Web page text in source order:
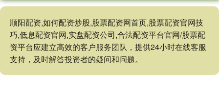
顺阳配资,如何配资炒股,股票配资网首页,股票配资官网技
巧,低息配资官网,实盘配资公司,合法配资平台官网/股票配
资平台应建立高效的客户服务团队，提供24小时在线客服
支持，及时解答投资者的疑问和问题。